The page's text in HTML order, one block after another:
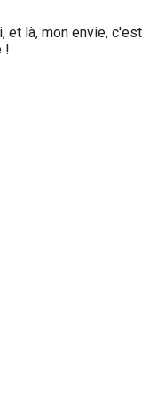
et là, mon envie, c'est
!